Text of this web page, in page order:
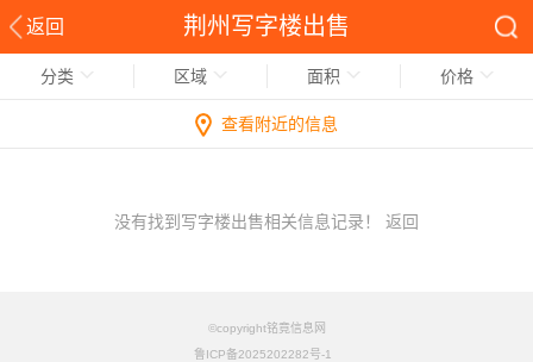
返回 荆州写字楼出售
分类 区域 面积 价格
查看附近的信息
没有找到写字楼出售相关信息记录！ 返回
©copyright铭竟信息网
鲁ICP备2025202282号-1